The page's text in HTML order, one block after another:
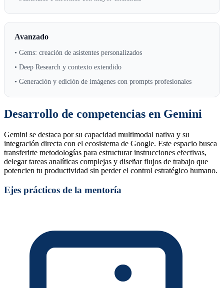
Avanzado
• Gems: creación de asistentes personalizados
• Deep Research y contexto extendido
• Generación y edición de imágenes con prompts profesionales
Desarrollo de competencias en Gemini
Gemini se destaca por su capacidad multimodal nativa y su
integración directa con el ecosistema de Google. Este espacio busca
transferirte metodologías para estructurar instrucciones efectivas,
delegar tareas analíticas complejas y diseñar flujos de trabajo que
potencien tu productividad sin perder el control estratégico humano.
Ejes prácticos de la mentoría